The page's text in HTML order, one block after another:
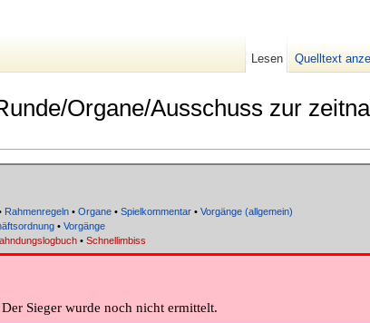
Organe/Ausschuss zur
Rahmenregeln• Organe• Spielkommentar• Vorgänge (allgemein)
• Vorgänge
• Schnellimbiss
Sieger wurde noch nicht ermittelt.
Lesen Quelltext